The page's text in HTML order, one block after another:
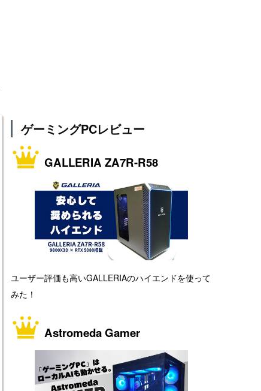
ゲーミングPCレビュー
GALLERIA ZA7R-R58
ユーザー評価も高いGALLERIAのハイエンドを使って
みた！
Astromeda Gamer